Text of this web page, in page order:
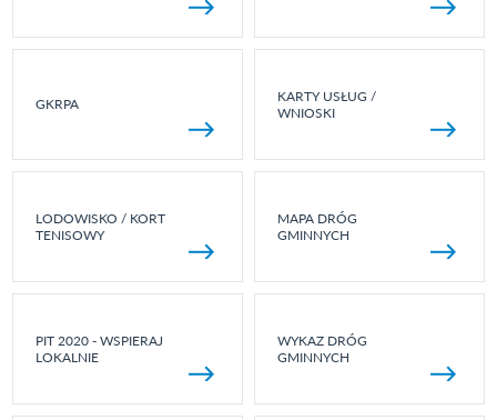
GKRPA
KARTY USŁUG /
WNIOSKI
LODOWISKO / KORT
TENISOWY
MAPA DRÓG
GMINNYCH
PIT 2020 - WSPIERAJ
LOKALNIE
WYKAZ DRÓG
GMINNYCH